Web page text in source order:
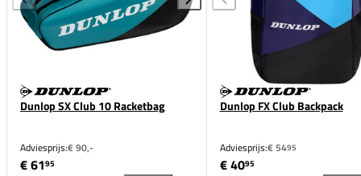
Dunlop SX Club 10 Racketbag
Adviesprijs:€ 90,-
€ 6195
Dunlop FX Club Backpack
Adviesprijs:€ 5495
€ 4095